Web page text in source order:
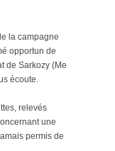
la campagne
opportun de
de Sarkozy (Me
écoute.
relevés
une
permis de